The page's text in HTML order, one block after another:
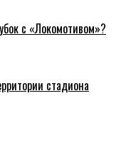
с «Локомотивом»?
стадиона